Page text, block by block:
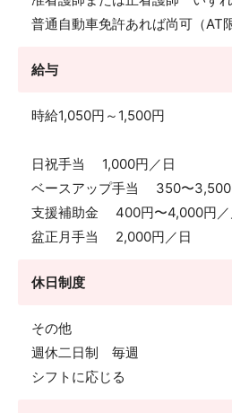
普通自動車免許あれば尚可（AT
給与
時給1,050円～1,500円
日祝手当 1,000円／日
ベースアップ手当 350〜3,500
支援補助金 400円〜4,000円／
盆正月手当 2,000円／日
休日制度
その他
週休二日制 毎週
シフトに応じる